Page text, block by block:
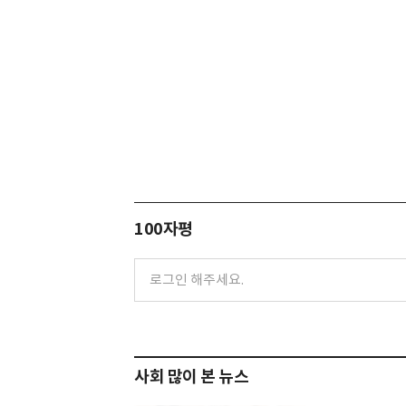
100자평
사회 많이 본 뉴스